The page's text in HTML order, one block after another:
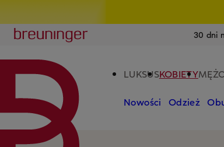
Breuninger
30 dni
LUKSUSKOBIETY
Nowości Odzież